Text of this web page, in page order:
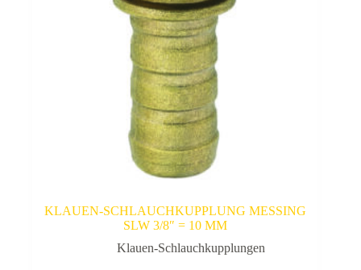
KLAUEN-SCHLAUCHKUPPLUNG MESSING
SLW 3/8″ = 10 MM
Klauen-Schlauchkupplungen